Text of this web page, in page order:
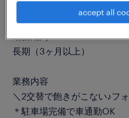
フォークリフト、入出荷
勤務期間
長期（3ヶ月以上）
業務内容
＼2交替で飽きがこない♪フ
＊駐車場完備で車通勤OK
accept all